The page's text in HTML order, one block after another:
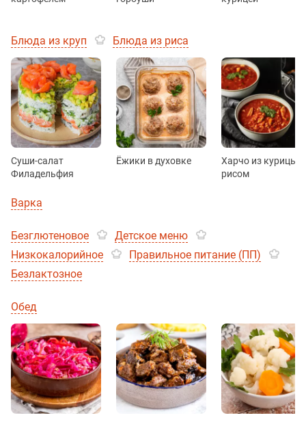
Блюда из круп Блюда из риса
Суши-салат
Филадельфия
Ёжики в духовке
Харчо из курицы с
рисом
Варка
Безглютеновое
Детское меню
Низкокалорийное
Правильное питание (ПП)
Безлактозное
Обед